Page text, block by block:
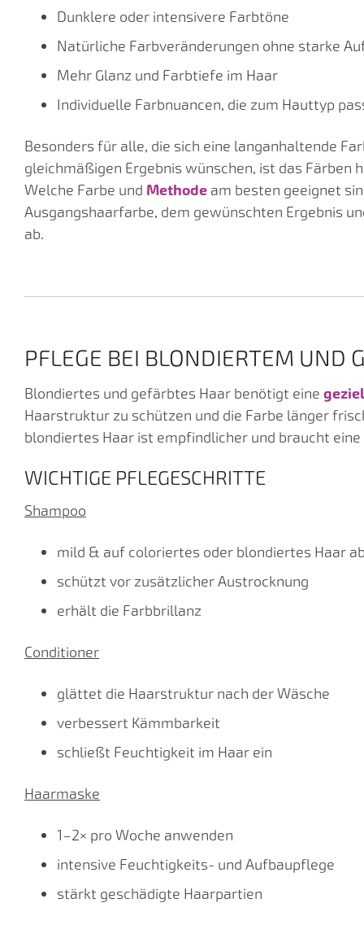
Dunklere oder intensivere Farbtöne
Natürliche Farbveränderungen ohne starke
Mehr Glanz und Farbtiefe im Haar
Individuelle Farbnuancen, die zum Hauttyp
Besonders für alle, die sich eine langanhaltende
gleichmäßigen Ergebnis wünschen, ist das Färben
Welche Farbe und Methode am besten geeignet
Ausgangshaarfarbe, dem gewünschten Ergebnis
ab.
PFLEGE BEI BLONDIERTEM UND
Blondiertes und gefärbtes Haar benötigt eine
Haarstruktur zu schützen und die Farbe länger
blondiertes Haar ist empfindlicher und braucht
WICHTIGE PFLEGESCHRITTE
Shampoo
mild & auf coloriertes oder blondiertes Haar
schützt vor zusätzlicher Austrocknung
erhält die Farbbrillanz
Conditioner
glättet die Haarstruktur nach der Wäsche
verbessert Kämmbarkeit
schließt Feuchtigkeit im Haar ein
Haarmaske
1–2× pro Woche anwenden
intensive Feuchtigkeits- und Aufbaupflege
stärkt geschädigte Haarpartien